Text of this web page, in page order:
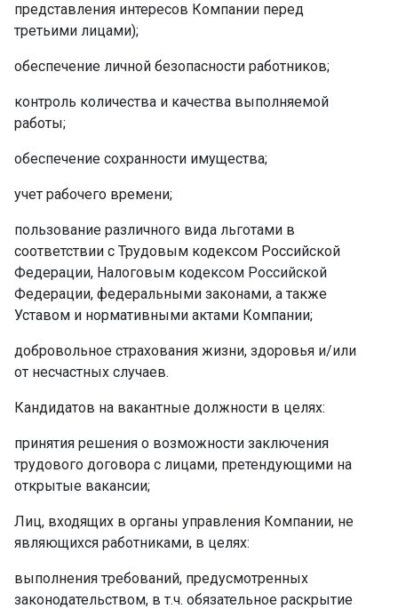
представления интересов Компании перед
третьими лицами);
обеспечение личной безопасности работников;
контроль количества и качества выполняемой
работы;
обеспечение сохранности имущества;
учет рабочего времени;
пользование различного вида льготами в
соответствии с Трудовым кодексом Российской
Федерации, Налоговым кодексом Российской
Федерации, федеральными законами, а также
Уставом и нормативными актами Компании;
добровольное страхования жизни, здоровья и/или
от несчастных случаев.
Кандидатов на вакантные должности в целях: ­
принятия решения о возможности заключения
трудового договора с лицами, претендующими на
открытые вакансии;
Лиц, входящих в органы управления Компании, не
являющихся работниками, в целях: ­
выполнения требований, предусмотренных
законодательством, в т.ч. обязательное раскрытие